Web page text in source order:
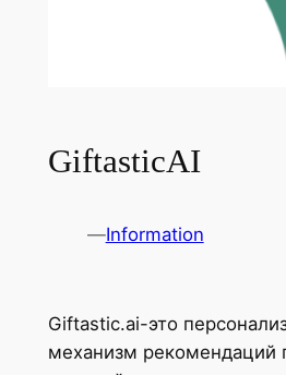
GiftasticAI
—Information
Giftastic.ai-это
механизм рекомендаций